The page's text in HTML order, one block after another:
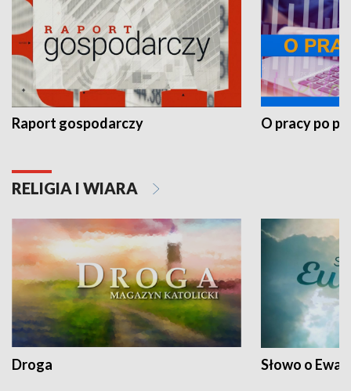
Raport gospodarczy O pracy po
RELIGIA I WIARA
Droga Słowo o